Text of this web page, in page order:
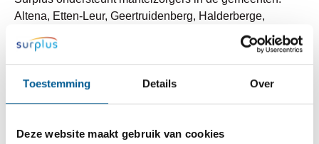
Toestemming Details Over
Deze website maakt gebruik van cookies
Altena, Etten-Leur, Geertruidenberg, Halderberge,
Moerdijk, Oosterhout en Zundert. Daarnaast kunnen
jonge mantelzorgers ook terecht bij de Surplus
Jongerenwerk teams in Breda, Drimmelen, Etten-Leur,
Geertruidenberg en Zundert. De lokale teams zijn er voor
hén die zorg missen of zelf steun nodig hebben en
en cursussen.